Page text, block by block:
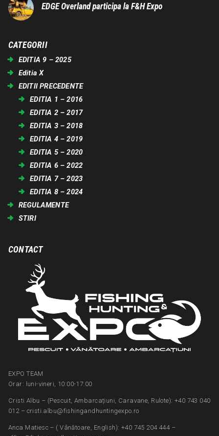
EDGE Overland participa la F&H Expo
CATEGORII
EDITIA 9 – 2025
Editia X
EDITII PRECEDENTE
EDITIA 1 – 2016
EDITIA 2 – 2017
EDITIA 3 – 2018
EDITIA 4 – 2019
EDITIA 5 – 2020
EDITIA 6 – 2022
EDITIA 7 – 2023
EDITIA 8 – 2024
REGULAMENTE
STIRI
CONTACT
EXPO TEAM
Orar: luni-vineri, 10:00-17:00
Cristi Albu – (Pescuit, Ambarcațiuni, Caravane, Rulote): +40 743 040
012 – cristi.albu@fishingandhuntingexpo.ro
Anca Matiesc – ( Vânătoare, English): +40 745 204 444 –